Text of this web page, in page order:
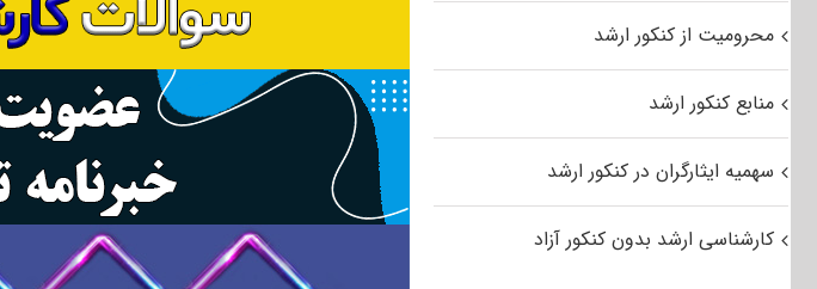
محرومیت از کنکور ارشد
منابع کنکور ارشد
سهمیه ایثارگران در کنکور ارشد
کارشناسی ارشد بدون کنکور آزاد